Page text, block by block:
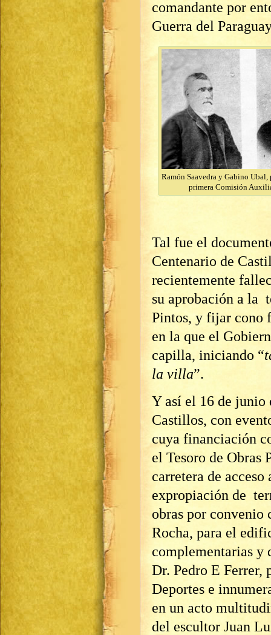
comandante por
Guerra del
Ramón Saavedra y Gabino
primera Comisión
Tal fue el
Centenario de
recientemente
su aprobación a la
Pintos, y fijar cono
en la que el
capilla, iniciando “
la villa”.
Y así el 16 de junio
Castillos, con
cuya financiación
el Tesoro de Obras
carretera de
expropiación de
obras por convenio
Rocha, para el
complementarias y
Dr. Pedro E Ferrer,
Deportes e
en un acto
del escultor Juan